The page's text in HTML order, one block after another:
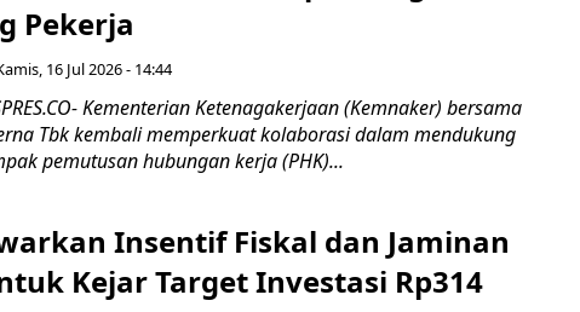
Pekerja
16 Jul 2026 - 14:44
Kementerian Ketenagakerjaan (Kemnaker) bersama
Tbk kembali memperkuat kolaborasi dalam mendukung
pemutusan hubungan kerja (PHK)...
Insentif Fiskal dan Jaminan
Kejar Target Investasi Rp314